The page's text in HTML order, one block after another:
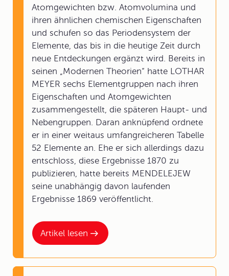
Artikel lesen
Atomgewichten bzw. Atomvolumina und
ihren ähnlichen chemischen Eigenschaften
und schufen so das Periodensystem der
Elemente, das bis in die heutige Zeit durch
neue Entdeckungen ergänzt wird. Bereits in
seinen „Modernen Theorien“ hatte LOTHAR
MEYER sechs Elementgruppen nach ihren
Eigenschaften und Atomgewichten
zusammengestellt, die späteren Haupt- und
Nebengruppen. Daran anknüpfend ordnete
er in einer weitaus umfangreicheren Tabelle
52 Elemente an. Ehe er sich allerdings dazu
entschloss, diese Ergebnisse 1870 zu
publizieren, hatte bereits MENDELEJEW
seine unabhängig davon laufenden
Ergebnisse 1869 veröffentlicht.